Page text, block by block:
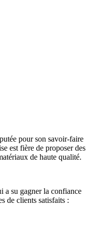
pour son savoir-faire
est fière de proposer des
de haute qualité.
a su gagner la confiance
de clients satisfaits :